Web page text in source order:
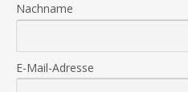
Nachname
E-Mail-Adresse